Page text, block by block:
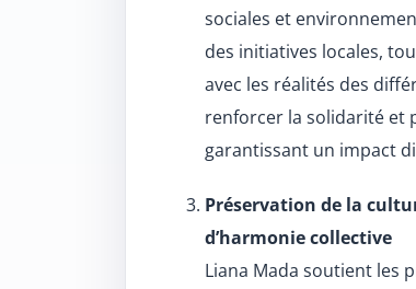
sociales et
des initiatives locales,
avec les réalités des
renforcer la solidarité et
garantissant un impact
Préservation de la
d’harmonie collective
Liana Mada soutient les